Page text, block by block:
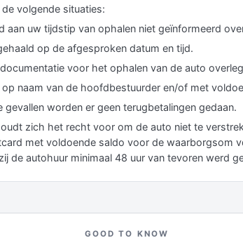
volgende situaties:
aan uw tijdstip van ophalen niet geïnformeerd
op de afgesproken datum en tijd.
voor het ophalen van de auto
naam van de hoofdbestuurder en/of met
gevallen worden er geen terugbetalingen gedaan.
zich het recht voor om de auto niet te
met voldoende saldo voor de waarborgsom
de autohuur minimaal 48 uur van tevoren werd
GOOD TO KNOW